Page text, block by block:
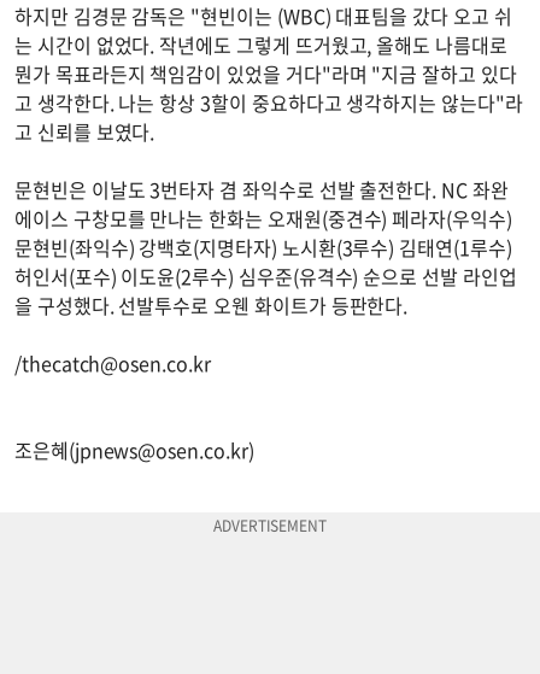
하지만 김경문 감독은 "현빈이는 (WBC) 대표팀을 갔다 오고 쉬
는 시간이 없었다. 작년에도 그렇게 뜨거웠고, 올해도 나름대로
뭔가 목표라든지 책임감이 있었을 거다"라며 "지금 잘하고 있다
고 생각한다. 나는 항상 3할이 중요하다고 생각하지는 않는다"라
고 신뢰를 보였다.
문현빈은 이날도 3번타자 겸 좌익수로 선발 출전한다. NC 좌완
에이스 구창모를 만나는 한화는 오재원(중견수) 페라자(우익수)
문현빈(좌익수) 강백호(지명타자) 노시환(3루수) 김태연(1루수)
허인서(포수) 이도윤(2루수) 심우준(유격수) 순으로 선발 라인업
을 구성했다. 선발투수로 오웬 화이트가 등판한다.
/thecatch@osen.co.kr
조은혜(jpnews@osen.co.kr)